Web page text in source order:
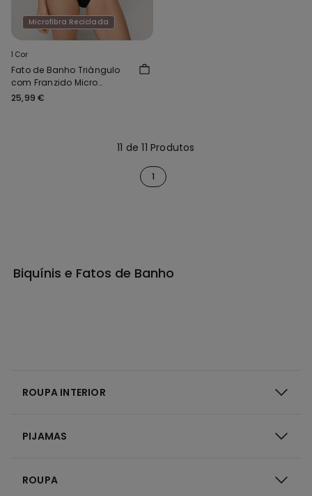
Microfibra Reciclada
1 Cor
Fato de Banho Triângulo
com Franzido Micro
Reciclada
25,99 €
11 de 11 Produtos
1
Biquínis e Fatos de Banho
ROUPA INTERIOR
PIJAMAS
ROUPA